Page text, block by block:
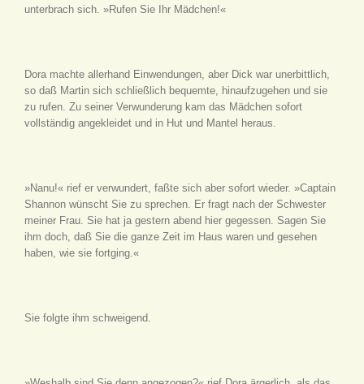
unterbrach sich. »Rufen Sie Ihr Mädchen!«
Dora machte allerhand Einwendungen, aber Dick war unerbittlich,
so daß Martin sich schließlich bequemte, hinaufzugehen und sie
zu rufen. Zu seiner Verwunderung kam das Mädchen sofort
vollständig angekleidet und in Hut und Mantel heraus.
»Nanu!« rief er verwundert, faßte sich aber sofort wieder. »Captain
Shannon wünscht Sie zu sprechen. Er fragt nach der Schwester
meiner Frau. Sie hat ja gestern abend hier gegessen. Sagen Sie
ihm doch, daß Sie die ganze Zeit im Haus waren und gesehen
haben, wie sie fortging.«
Sie folgte ihm schweigend.